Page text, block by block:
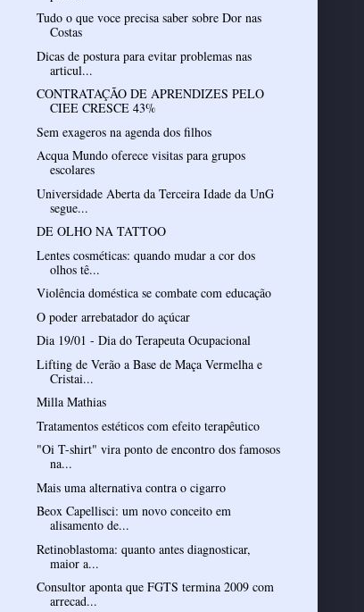
Tudo o que voce precisa saber sobre Dor nas
Costas
Dicas de postura para evitar problemas nas
articul...
CONTRATAÇÃO DE APRENDIZES PELO
CIEE CRESCE 43%
Sem exageros na agenda dos filhos
Acqua Mundo oferece visitas para grupos
escolares
Universidade Aberta da Terceira Idade da UnG
segue...
DE OLHO NA TATTOO
Lentes cosméticas: quando mudar a cor dos
olhos tê...
Violência doméstica se combate com educação
O poder arrebatador do açúcar
Dia 19/01 - Dia do Terapeuta Ocupacional
Lifting de Verão a Base de Maça Vermelha e
Cristai...
Milla Mathias
Tratamentos estéticos com efeito terapêutico
"Oi T-shirt" vira ponto de encontro dos famosos
na...
Mais uma alternativa contra o cigarro
Beox Capellisci: um novo conceito em
alisamento de...
Retinoblastoma: quanto antes diagnosticar,
maior a...
Consultor aponta que FGTS termina 2009 com
arrecad...